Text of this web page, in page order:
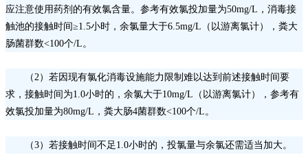
应注意使用药剂的有效氯含量。参考有效氯投加量为50mg/L，消毒接
触池的接触时间≥1.5小时，余氯量大于6.5mg/L（以游离氯计），粪大
肠菌群数<100个/L。
（ 2）若因现有氯化消毒设施能力限制难以达到前述接触时间要
求，接触时间为1.0小时的，余氯大于10mg/L（以游离氯计），参考有
效氯投加量为80mg/L，粪大肠4菌群数<100个/L。
（3）若接触时间不足1.0小时的，投氯量与余氯还需适当加大。